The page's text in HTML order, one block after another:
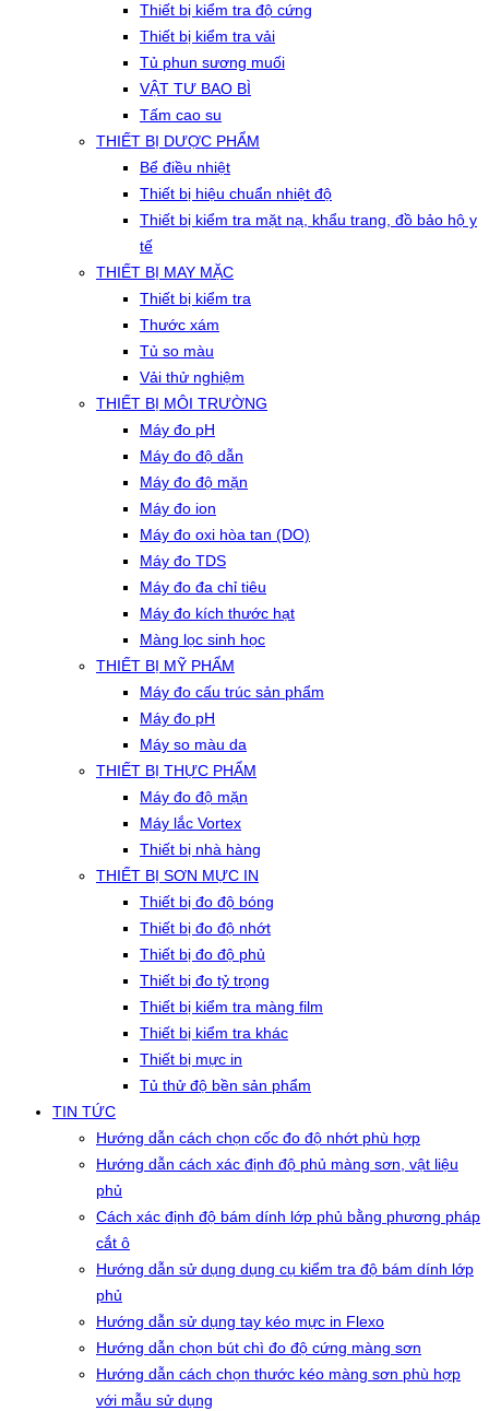
Thiết bị kiểm tra độ cứng
Thiết bị kiểm tra vải
Tủ phun sương muối
VẬT TƯ BAO BÌ
Tấm cao su
THIẾT BỊ DƯỢC PHẨM
Bể điều nhiệt
Thiết bị hiệu chuẩn nhiệt độ
Thiết bị kiểm tra mặt nạ, khẩu trang, đồ bảo hộ y
tế
THIẾT BỊ MAY MẶC
Thiết bị kiểm tra
Thước xám
Tủ so màu
Vải thử nghiệm
THIẾT BỊ MÔI TRƯỜNG
Máy đo pH
Máy đo độ dẫn
Máy đo độ mặn
Máy đo ion
Máy đo oxi hòa tan (DO)
Máy đo TDS
Máy đo đa chỉ tiêu
Máy đo kích thước hạt
Màng lọc sinh học
THIẾT BỊ MỸ PHẨM
Máy đo cấu trúc sản phẩm
Máy đo pH
Máy so màu da
THIẾT BỊ THỰC PHẨM
Máy đo độ mặn
Máy lắc Vortex
Thiết bị nhà hàng
THIẾT BỊ SƠN MỰC IN
Thiết bị đo độ bóng
Thiết bị đo độ nhớt
Thiết bị đo độ phủ
Thiết bị đo tỷ trọng
Thiết bị kiểm tra màng film
Thiết bị kiểm tra khác
Thiết bị mực in
Tủ thử độ bền sản phẩm
TIN TỨC
Hướng dẫn cách chọn cốc đo độ nhớt phù hợp
Hướng dẫn cách xác định độ phủ màng sơn, vật liệu
phủ
Cách xác định độ bám dính lớp phủ bằng phương pháp
cắt ô
Hướng dẫn sử dụng dụng cụ kiểm tra độ bám dính lớp
phủ
Hướng dẫn sử dụng tay kéo mực in Flexo
Hướng dẫn chọn bút chì đo độ cứng màng sơn
Hướng dẫn cách chọn thước kéo màng sơn phù hợp
với mẫu sử dụng